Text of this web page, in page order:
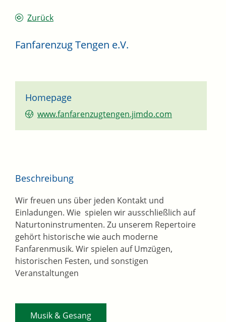
Zurück
Fanfarenzug Tengen e.V.
Homepage
www.fanfarenzugtengen.jimdo.com
Beschreibung
Wir freuen uns über jeden Kontakt und
Einladungen. Wie spielen wir ausschließlich auf
Naturtoninstrumenten. Zu unserem Repertoire
gehört historische wie auch moderne
Fanfarenmusik. Wir spielen auf Umzügen,
historischen Festen, und sonstigen
Veranstaltungen
Musik & Gesang